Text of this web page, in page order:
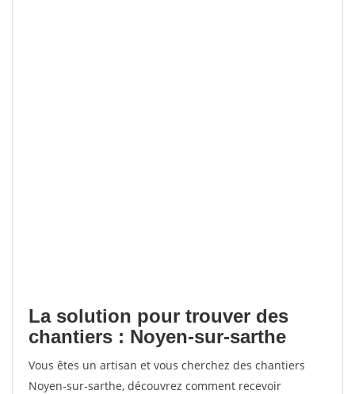
La solution pour trouver des
chantiers : Noyen-sur-sarthe
Vous êtes un artisan et vous cherchez des chantiers
Noyen-sur-sarthe, découvrez comment recevoir